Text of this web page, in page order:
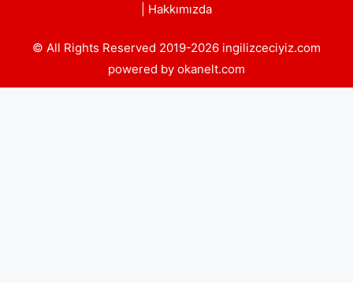
Hakkımızda
© All Rights Reserved 2019-2026 ingilizceciyiz.com
powered by okanelt.com